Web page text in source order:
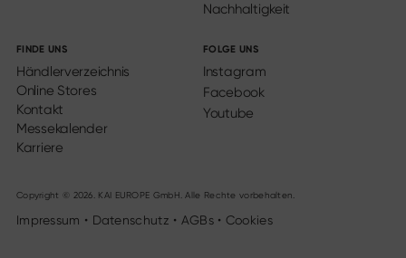
Nachhaltigkeit
FINDE UNS
Händlerverzeichnis
Online Stores
Kontakt
Messekalender
Karriere
FOLGE UNS
Instagram
Facebook
Youtube
Copyright © 2026. KAI EUROPE GmbH. Alle Rechte vorbehalten.
Impressum • Datenschutz • AGBs• Cookies